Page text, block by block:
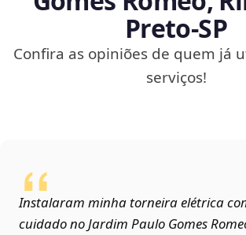
Preto‑SP
Confira as opiniões de quem já
serviços!
Instalaram minha torneira elétrica
cuidado no Jardim Paulo Gomes